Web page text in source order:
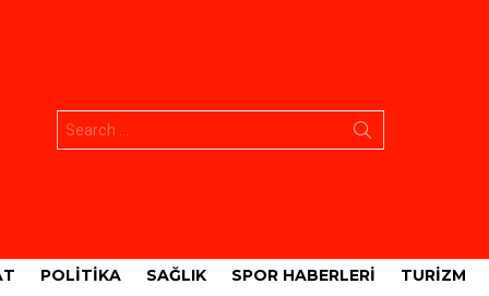
POLITIKA SAĞLIK SPOR HABERLERI TURIZM